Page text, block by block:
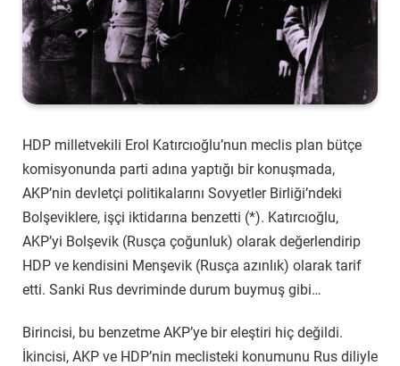
HDP milletvekili Erol Katırcıoğlu’nun meclis plan bütçe
komisyonunda parti adına yaptığı bir konuşmada,
AKP’nin devletçi politikalarını Sovyetler Birliği’ndeki
Bolşeviklere, işçi iktidarına benzetti (*). Katırcıoğlu,
AKP’yi Bolşevik (Rusça çoğunluk) olarak değerlendirip
HDP ve kendisini Menşevik (Rusça azınlık) olarak tarif
etti. Sanki Rus devriminde durum buymuş gibi…
Birincisi, bu benzetme AKP’ye bir eleştiri hiç değildi.
İkincisi, AKP ve HDP’nin meclisteki konumunu Rus diliyle